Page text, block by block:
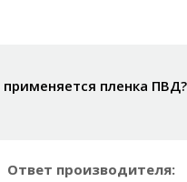
применяется пленка ПВД?
Ответ производителя: